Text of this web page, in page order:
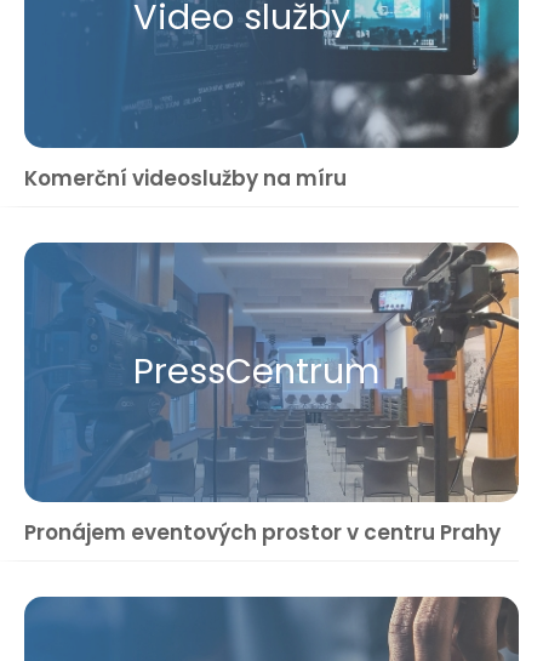
Video služby
Komerční videoslužby na míru
Press​Centrum
Pronájem eventových prostor v centru Prahy